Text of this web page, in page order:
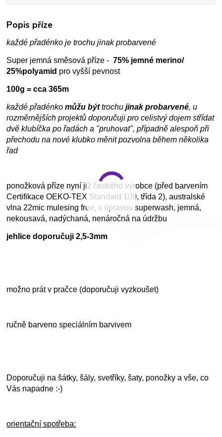
Popis příze
každé přadénko je trochu jinak probarvené
Super jemná směsová příze -75% jemné merino/
25%polyamid pro vyšší pevnost
100g = cca 365m
každé přadénko můžu býttrochujinak probarvené, u
rozměrnějších projektů doporučuji pro celistvý dojem střídat
dvě klubíčka po řadách a "pruhovat", případně alespoň při
přechodu na nové klubko měnit pozvolna během několika
řad
ponožková příze nyní již českého výrobce (před barvením
Certifikace OEKO-TEX Standard 100, třída 2), australské
vlna 22mic mulesing free, s úpravou superwash, jemná,
nekousavá, nadýchaná, nenáročná na údržbu
jehlice doporučuji 2,5-3mm
možno prát v pračce (doporučuji vyzkoušet)
ručně barveno speciálním barvivem
Doporučuji na šátky, šály, svetříky, šaty, ponožky a vše, co
Vás napadne :-)
orientační spotřeba: